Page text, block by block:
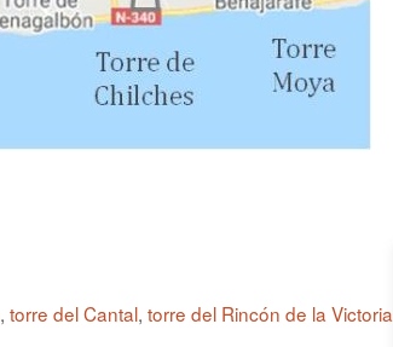
, torre del Cantal, torre del Rincón de la Victoria